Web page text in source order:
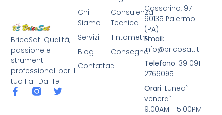
BricoSat: Qualità,
passione e
strumenti
professionali per il
tuo Fai-Da-Te
Consulenza
Tecnica
Tintometro
Consegna
Chi
Siamo
Servizi
Blog
Contattaci
Cassarino, 97 –
90135 Palermo
(PA)
Email:
info@bricosat.it
Telefono: 39 091
2766095
Orari: Lunedì -
venerdì
9:00AM - 5:00PM